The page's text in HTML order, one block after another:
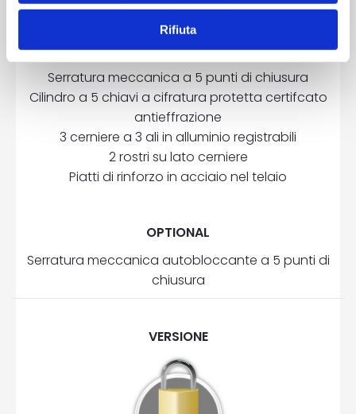
Rifiuta
DOTAZIONE
Serratura meccanica a 5 punti di chiusura
Cilindro a 5 chiavi a cifratura protetta certifcato
antieffrazione
3 cerniere a 3 ali in alluminio registrabili
2 rostri su lato cerniere
Piatti di rinforzo in acciaio nel telaio
OPTIONAL
Serratura meccanica autobloccante a 5 punti di
chiusura
VERSIONE